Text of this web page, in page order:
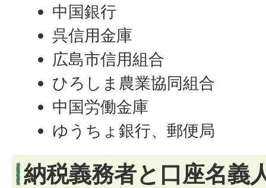
中国銀行
呉信用金庫
広島市信用組合
ひろしま農業協同組合
中国労働金庫
ゆうちょ銀行、郵便局
納税義務者と口座名義